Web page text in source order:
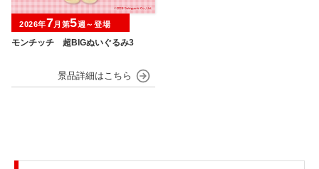
モンチッチ 超BIGぬいぐるみ3
2026年7月第5週～登場